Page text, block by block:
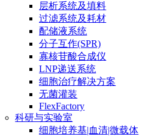
层析系统及填料
过滤系统及耗材
配储液系统
分子互作(SPR)
寡核苷酸合成仪
LNP递送系统
细胞治疗解决方案
无菌灌装
FlexFactory
科研与实验室
细胞培养基|血清|微载体